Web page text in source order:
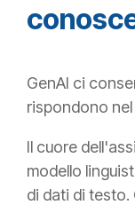
GenAI ci
rispondono
Il cuore
modello
di dati di testo.